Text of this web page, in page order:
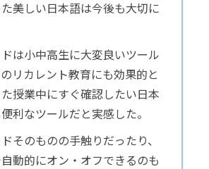
美しい日本語は今後も大切に
は小中高生に大変良いツール
リカレント教育にも効果的と
授業中にすぐ確認したい日本
利なツールだと実感した。
そのものの手触りだったり、
動的にオン・オフできるのも